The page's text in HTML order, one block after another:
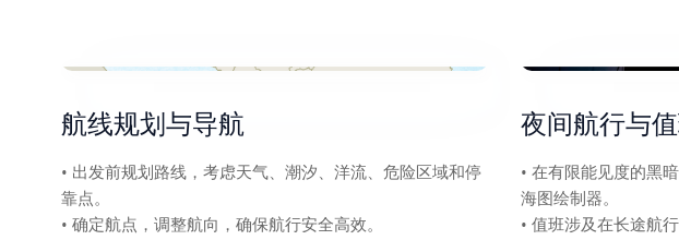
航线规划与导航
• 出发前规划路线，考虑天气、潮汐、洋流、危险区域和停
靠点。
• 确定航点，调整航向，确保航行安全高效。
夜间航行与
• 在有限能见度的黑
海图绘制器。
• 值班涉及在长途航